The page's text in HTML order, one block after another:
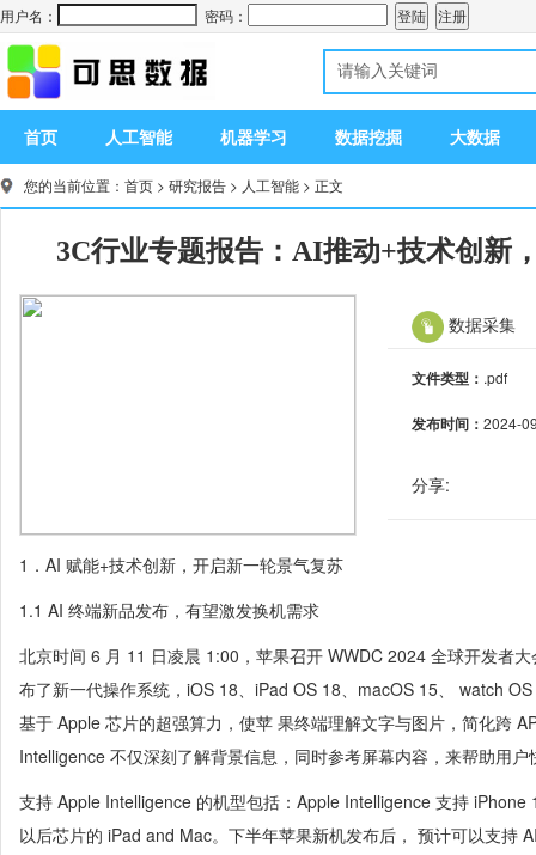
用户名： 密码：
首页 人工智能 机器学习 数据挖掘 大数据
您的当前位置： 首页 > 研究报告 > 人工智能 > 正文
3C行业专题报告：AI推动+技术创新
数据采集
文件类型： .pdf
发布时间： 2024-
分享:
1．AI 赋能+技术创新，开启新一轮景气复苏
1.1 AI 终端新品发布，有望激发换机需求
北京时间 6 月 11 日凌晨 1:00，苹果召开 WWDC 2024 全球开发者
布了新一代操作系统，iOS 18、iPad OS 18、macOS 15、 watch
基于 Apple 芯片的超强算力，使苹 果终端理解文字与图片，简化跨
Intelligence 不仅深刻了解背景信息，同时参考屏幕内容，来帮助用
支持 Apple Intelligence 的机型包括：Apple Intelligence 支持
以后芯片的 iPad and Mac。下半年苹果新机发布后， 预计可以支持